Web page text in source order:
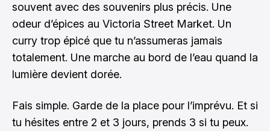
souvent avec des souvenirs plus précis. Une
odeur d’épices au Victoria Street Market. Un
curry trop épicé que tu n’assumeras jamais
totalement. Une marche au bord de l’eau quand la
lumière devient dorée.
Fais simple. Garde de la place pour l’imprévu. Et si
tu hésites entre 2 et 3 jours, prends 3 si tu peux.